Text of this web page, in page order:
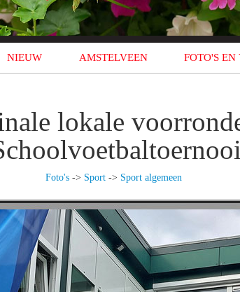
NIEUW AMSTELVEEN FOTO'S
lokale
Foto's-> Sport-> Sport algemeen